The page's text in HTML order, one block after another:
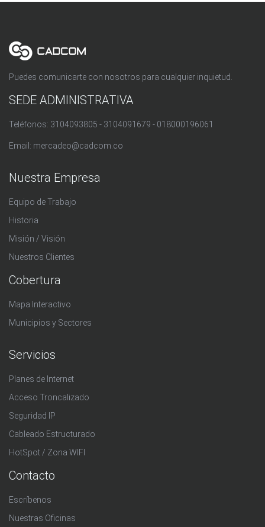
Puedes comunicarte con nosotros para cualquier inquietud.
SEDE ADMINISTRATIVA
Teléfonos: 3104093805 - 3104091679 - 018000196061
Email: mercadeo@cadcom.co
Nuestra Empresa
Equipo de Trabajo
Historia
Misión / Visión
Nuestros Clientes
Cobertura
Mapa Interactivo
Municipios y Sectores
Servicios
Planes de Internet
Acceso Troncalizado
Seguridad IP
Cableado Estructurado
HotSpot / Zona WIFI
Contacto
Escríbenos
Nuestras Oficinas